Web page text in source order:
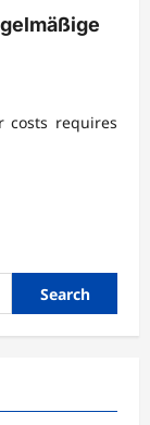
costs requires